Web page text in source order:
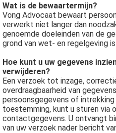
Wat is de bewaartermijn?
Vong Advocaat bewaart
verwerkt niet langer dan
genoemde doeleinden van de
grond van wet- en regelgeving
Hoe kunt u uw gegevens
verwijderen?
Een verzoek tot inzage,
overdraagbaarheid van
persoonsgegevens of
toestemming, kunt u sturen via
contactgegevens. U ontvangt
van uw verzoek nader bericht